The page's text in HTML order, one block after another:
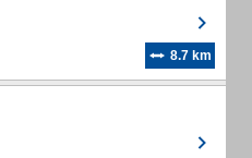
8.7 km